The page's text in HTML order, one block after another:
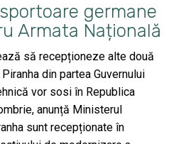
germane
Armata Națională
să recepționeze alte două
din partea Guvernului
vor sosi în Republica
anunță Ministerul
sunt recepționate în